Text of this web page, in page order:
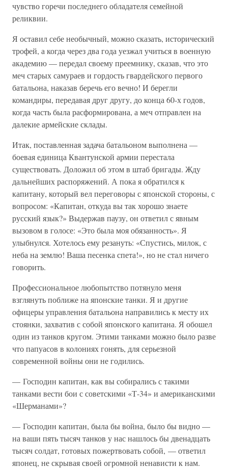
чувство горечи последнего обладателя семейной
реликвии.
Я оставил себе необычный, можно сказать, исторический
трофей, а когда через два года уезжал учиться в военную
академию — передал своему преемнику, сказав, что это
меч старых самураев и гордость гвардейского первого
батальона, наказав беречь его вечно! И берегли
командиры, передавая друг другу, до конца 60-х годов,
когда часть была расформирована, а меч отправлен на
далекие армейские склады.
Итак, поставленная задача батальоном выполнена —
боевая единица Квантунской армии перестала
существовать. Доложил об этом в штаб бригады. Жду
дальнейших распоряжений. А пока я обратился к
капитану, который вел переговоры с японской стороны, с
вопросом: «Капитан, откуда вы так хорошо знаете
русский язык?» Выдержав паузу, он ответил с явным
вызовом в голосе: «Это была моя обязанность». Я
улыбнулся. Хотелось ему резануть: «Спустись, милок, с
неба на землю! Ваша песенка спета!», но не стал ничего
говорить.
Профессиональное любопытство потянуло меня
взглянуть поближе на японские танки. Я и другие
офицеры управления батальона направились к месту их
стоянки, захватив с собой японского капитана. Я обошел
один из танков кругом. Этими танками можно было разве
что папуасов в колониях гонять, для серьезной
современной войны они не годились.
— Господин капитан, как вы собирались с такими
танками вести бои с советскими «Т-34» и американскими
«Шерманами»?
— Господин капитан, была бы война, было бы видно —
на ваши пять тысяч танков у нас нашлось бы двенадцать
тысяч солдат, готовых пожертвовать собой, — ответил
японец, не скрывая своей огромной ненависти к нам.